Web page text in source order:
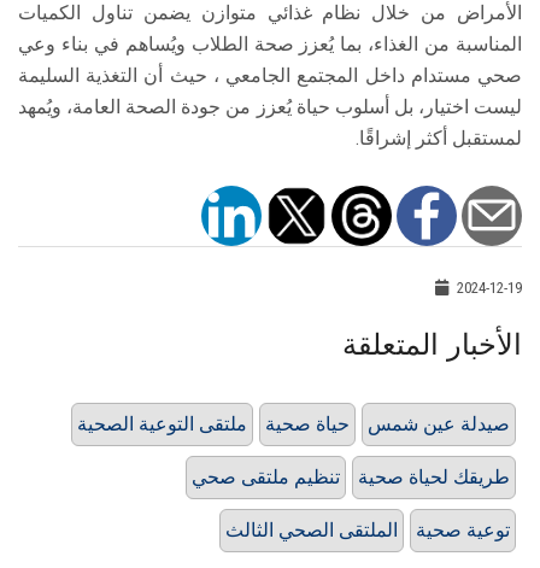
الأمراض من خلال نظام غذائي متوازن يضمن تناول الكميات
المناسبة من الغذاء، بما يُعزز صحة الطلاب ويُساهم في بناء وعي
صحي مستدام داخل المجتمع الجامعي ، حيث أن التغذية السليمة
ليست اختيار، بل أسلوب حياة يُعزز من جودة الصحة العامة، ويُمهد
لمستقبل أكثر إشراقًا.
2024-12-19
الأخبار المتعلقة
ملتقى التوعية الصحية حياة صحية صيدلة عين شمس
تنظيم ملتقى صحي طريقك لحياة صحية
الملتقى الصحي الثالث توعية صحية